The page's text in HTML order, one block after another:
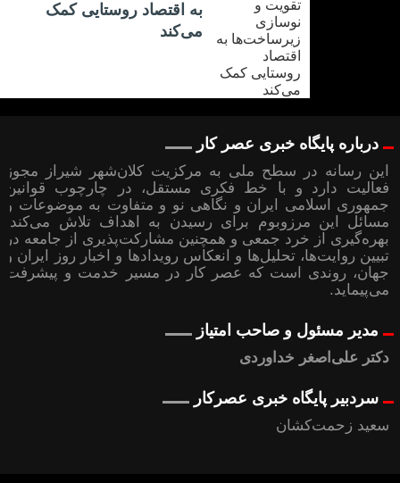
به اقتصاد روستایی کمک
می‌کند
درباره پایگاه خبری عصر کار
این رسانه در سطح ملی به مرکزیت کلان‌شهر شیراز مجوز
فعالیت دارد و با خط فکری مستقل، در چارچوب قوانین
جمهوری اسلامی ایران و نگاهی نو و متفاوت به موضوعات ‌و
مسائل این مرزوبوم برای رسیدن به اهداف تلاش می‌کند؛
بهره‌گیری از خرد جمعی و همچنین مشارکت‌پذیری از جامعه در
تبیین روایت‌ها، تحلیل‌ها و انعکاس رویدادها و اخبار روز ایران و
جهان، روندی است که عصر کار در مسیر خدمت و پیشرفت
می‌پیماید.
مدیر مسئول و صاحب امتیاز
دکتر علی‌اصغر خداوردی
سردبیر پایگاه خبری عصرکار
سعید زحمت‌کشان